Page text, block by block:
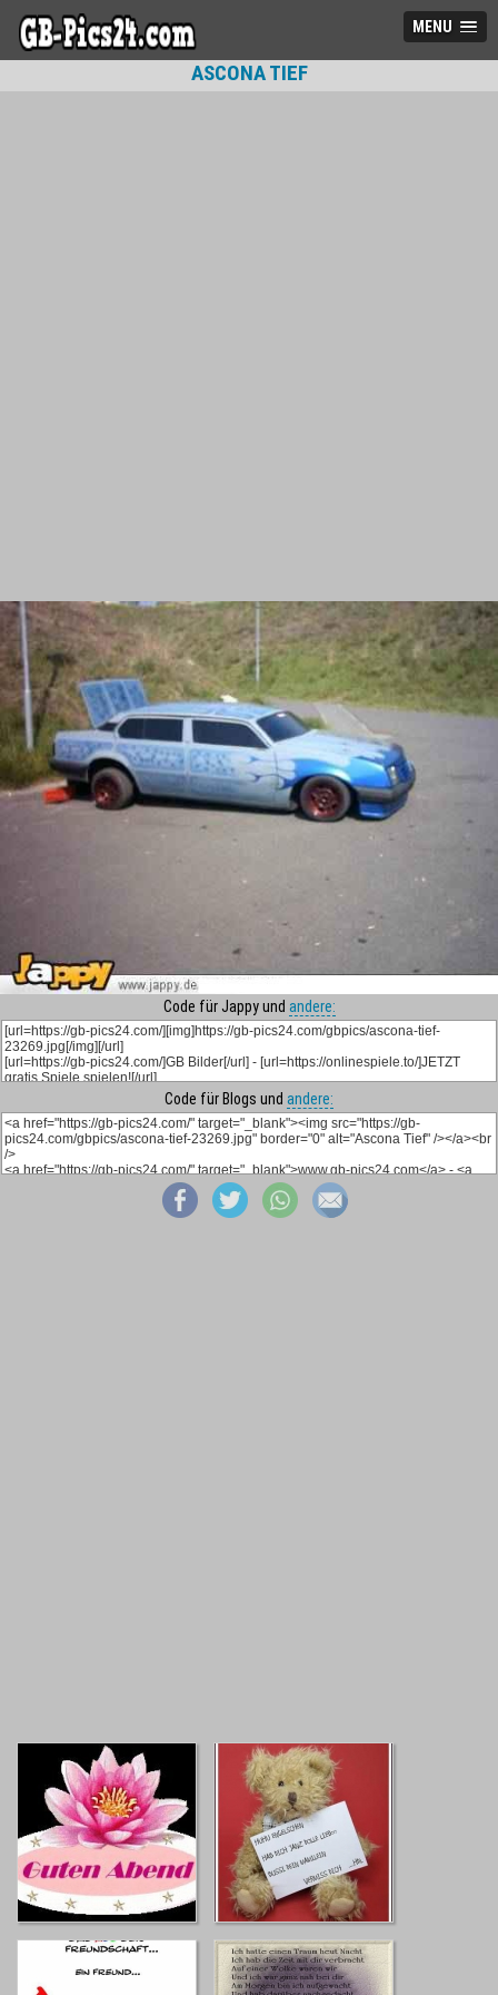
MENU
ASCONA TIEF
Code für Jappy und andere:
Code für Blogs und andere: